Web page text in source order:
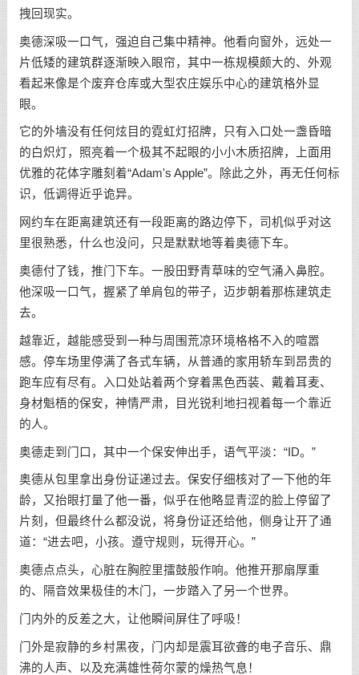
拽回现实。
奥德深吸一口气，强迫自己集中精神。他看向窗外，远处一
片低矮的建筑群逐渐映入眼帘，其中一栋规模颇大的、外观
看起来像是个废弃仓库或大型农庄娱乐中心的建筑格外显
眼。
它的外墙没有任何炫目的霓虹灯招牌，只有入口处一盏昏暗
的白炽灯，照亮着一个极其不起眼的小小木质招牌，上面用
优雅的花体字雕刻着“Adam's Apple”。除此之外，再无任何标
识，低调得近乎诡异。
网约车在距离建筑还有一段距离的路边停下，司机似乎对这
里很熟悉，什么也没问，只是默默地等着奥德下车。
奥德付了钱，推门下车。一股田野青草味的空气涌入鼻腔。
他深吸一口气，握紧了单肩包的带子，迈步朝着那栋建筑走
去。
越靠近，越能感受到一种与周围荒凉环境格格不入的喧嚣
感。停车场里停满了各式车辆，从普通的家用轿车到昂贵的
跑车应有尽有。入口处站着两个穿着黑色西装、戴着耳麦、
身材魁梧的保安，神情严肃，目光锐利地扫视着每一个靠近
的人。
奥德走到门口，其中一个保安伸出手，语气平淡：“ID。”
奥德从包里拿出身份证递过去。保安仔细核对了一下他的年
龄，又抬眼打量了他一番，似乎在他略显青涩的脸上停留了
片刻，但最终什么都没说，将身份证还给他，侧身让开了通
道：“进去吧，小孩。遵守规则，玩得开心。”
奥德点点头，心脏在胸腔里擂鼓般作响。他推开那扇厚重
的、隔音效果极佳的木门，一步踏入了另一个世界。
门内外的反差之大，让他瞬间屏住了呼吸！
门外是寂静的乡村黑夜，门内却是震耳欲聋的电子音乐、鼎
沸的人声、以及充满雄性荷尔蒙的燥热气息！